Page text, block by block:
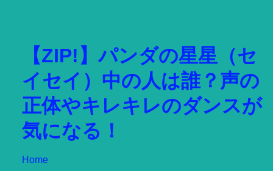
【ZIP!】パンダの星星（セ
イセイ）中の人は誰？声の
正体やキレキレのダンスが
気になる！
Home